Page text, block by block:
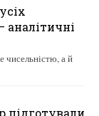
аналітичні
чисельністю, а й
підготували